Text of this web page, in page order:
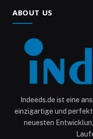
ABOUT US
Indeeds.de ist eine
einzigartige und perfekt
neuesten